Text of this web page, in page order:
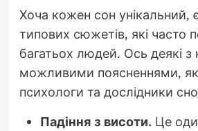
Хоча кожен сон унікальний,
типових сюжетів, які часто
багатьох людей. Ось деякі з
можливими поясненнями,
психологи та дослідники
Падіння з висоти. Це